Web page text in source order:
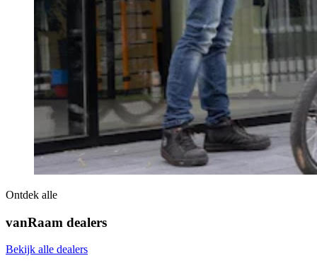
Ontdek alle
vanRaam dealers
Bekijk alle dealers